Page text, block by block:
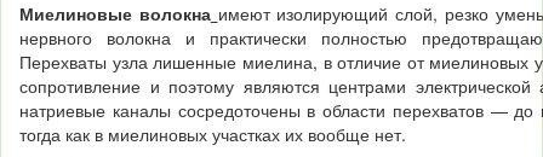
Миелиновые волокна имеют изолирующий слой, резко
нервного волокна и практически полностью
Перехваты узла лишенные миелина, в отличие от миелиновых
сопротивление и поэтому являются центрами электри­ческой
натриевые каналы сосредоточены в области перехватов —
тогда как в миелино­вых участках их вообще нет.